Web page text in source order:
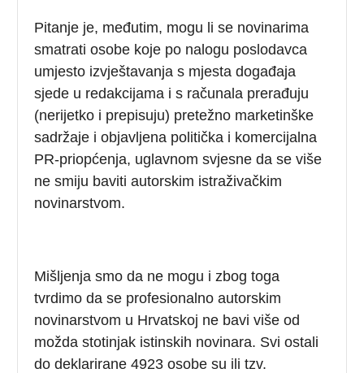
Pitanje je, međutim, mogu li se novinarima
smatrati osobe koje po nalogu poslodavca
umjesto izvještavanja s mjesta događaja
sjede u redakcijama i s računala prerađuju
(nerijetko i prepisuju) pretežno marketinške
sadržaje i objavljena politička i komercijalna
PR-priopćenja, uglavnom svjesne da se više
ne smiju baviti autorskim istraživačkim
novinarstvom.
Mišljenja smo da ne mogu i zbog toga
tvrdimo da se profesionalno autorskim
novinarstvom u Hrvatskoj ne bavi više od
možda stotinjak istinskih novinara. Svi ostali
do deklarirane 4923 osobe su ili tzv.